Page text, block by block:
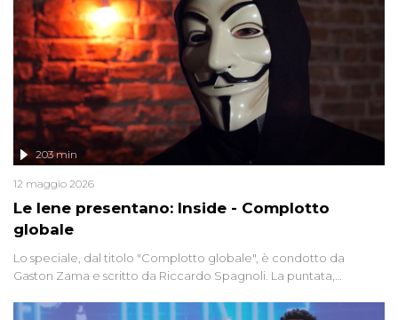
Le Iene presentano: Inside - Complotto
globale
203 min
12 maggio 2026
Lo speciale, dal titolo "Complotto globale", è condotto da
Gaston Zama e scritto da Riccardo Spagnoli. La puntata,
racconta l'universo delle narrazioni alternative, dei sospetti